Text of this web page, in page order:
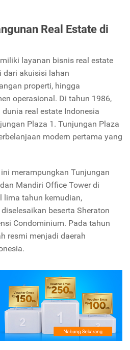
Real Estate di
layanan bisnis real estate
dari akuisisi lahan
properti, hingga
operasional. Di tahun 1986,
real estate Indonesia
Plaza 1. Tunjungan Plaza
modern pertama yang
merampungkan Tunjungan
Mandiri Office Tower di
lima tahun kemudian,
beserta Sheraton
Condominium. Pada tahun
resmi menjadi daerah